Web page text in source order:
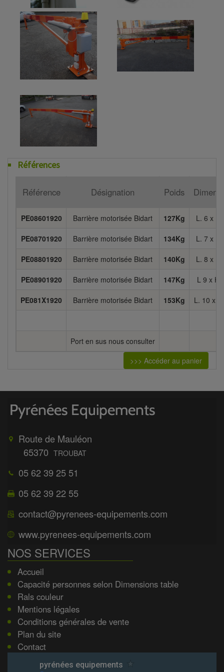
Références
Référence Désignation Poids
PE08601920 Barrière motorisée Bidart 127Kg L. 6 x
PE08701920 Barrière motorisée Bidart 134Kg L. 7 x
PE08801920 Barrière motorisée Bidart 140Kg L. 8 x
PE08901920 Barrière motorisée Bidart 147Kg L 9 x H.
PE081X1920 Barrière motorisée Bidart 153Kg L. 10 x
Port en sus nous consulter
>>> Accéder au panier
Route de Mauléon
65370 TROUBAT
05 62 39 25 51
05 62 39 22 55
contact@pyrenees-equipements.com
www.pyrenees-equipements.com
NOS SERVICES
Accueil
Capacité personnes selon Dimensions table
Rals couleur
Mentions légales
Conditions générales de vente
Plan du site
Contact